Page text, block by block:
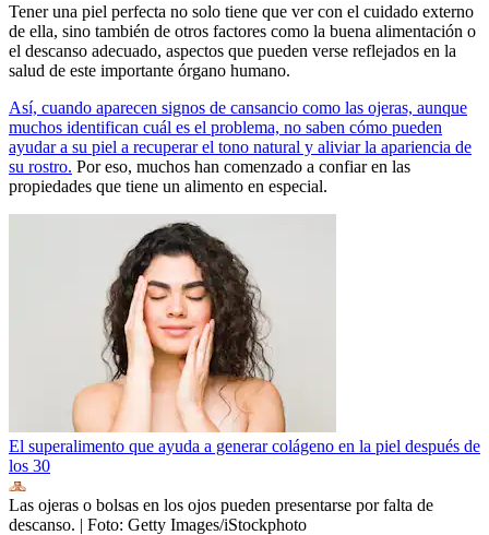
Tener una piel perfecta no solo tiene que ver con el cuidado externo
de ella, sino también de otros factores como la buena alimentación o
el descanso adecuado, aspectos que pueden verse reflejados en la
salud de este importante órgano humano.
Así, cuando aparecen signos de cansancio como las ojeras, aunque
muchos identifican cuál es el problema, no saben cómo pueden
ayudar a su piel a recuperar el tono natural y aliviar la apariencia de
su rostro. Por eso, muchos han comenzado a confiar en las
propiedades que tiene un alimento en especial.
El superalimento que ayuda a generar colágeno en la piel después de
los 30
Las ojeras o bolsas en los ojos pueden presentarse por falta de
descanso. | Foto: Getty Images/iStockphoto